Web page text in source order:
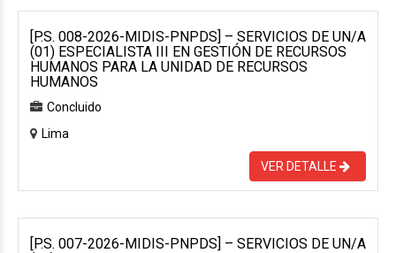
[P.S. 008-2026-MIDIS-PNPDS] – SERVICIOS DE UN/A
(01) ESPECIALISTA III EN GESTIÓN DE RECURSOS
HUMANOS PARA LA UNIDAD DE RECURSOS
HUMANOS
Concluido
Lima
VER DETALLE
[P.S. 007-2026-MIDIS-PNPDS] – SERVICIOS DE UN/A